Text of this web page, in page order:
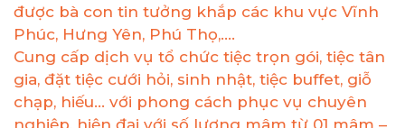
được bà con tin tưởng khắp các khu vực Vĩnh
Phúc, Hưng Yên, Phú Thọ,....
Cung cấp dịch vụ tổ chức tiệc trọn gói, tiệc tân
gia, đặt tiệc cưới hỏi, sinh nhật, tiệc buffet, giỗ
chạp, hiếu… với phong cách phục vụ chuyên